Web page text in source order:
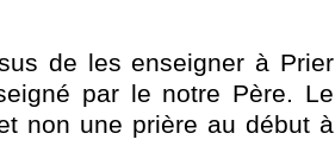
de les enseigner à Prier
par le notre Père. Le
non une prière au début à